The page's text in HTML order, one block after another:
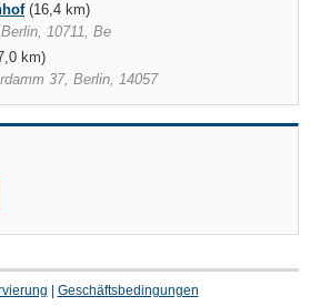
(16,4 km)
10711, Be
km)
37, Berlin, 14057
km)
199, Berlin, 12107
Geschäftsbedingungen